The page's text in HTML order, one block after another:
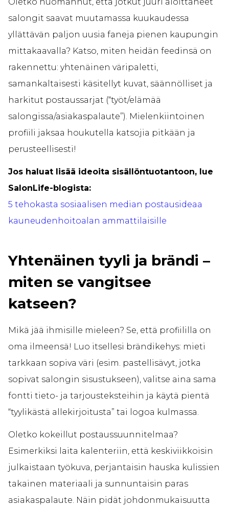
Oletko huomannut, että jotkut juuri aloittaneet
salongit saavat muutamassa kuukaudessa
yllättävän paljon uusia faneja pienen kaupungin
mittakaavalla? Katso, miten heidän feedinsä on
rakennettu: yhtenäinen väripaletti,
samankaltaisesti käsitellyt kuvat, säännölliset ja
harkitut postaussarjat (“työt/elämää
salongissa/asiakaspalaute”). Mielenkiintoinen
profiili jaksaa houkutella katsojia pitkään ja
perusteellisesti!
Jos haluat lisää ideoita sisällöntuotantoon, lue
SalonLife-blogista:
5 tehokasta sosiaalisen median postausideaa
kauneudenhoitoalan ammattilaisille
Yhtenäinen tyyli ja brändi –
miten se vangitsee
katseen?
Mikä jää ihmisille mieleen? Se, että profiililla on
oma ilmeensä! Luo itsellesi brändikehys: mieti
tarkkaan sopiva väri (esim. pastellisävyt, jotka
sopivat salongin sisustukseen), valitse aina sama
fontti tieto- ja tarjousteksteihin ja käytä pientä
“tyylikästä allekirjoitusta” tai logoa kulmassa.
Oletko kokeillut postaussuunnitelmaa?
Esimerkiksi laita kalenteriin, että keskiviikkoisin
julkaistaan työkuva, perjantaisin hauska kulissien
takainen materiaali ja sunnuntaisin paras
asiakaspalaute. Näin pidät johdonmukaisuutta